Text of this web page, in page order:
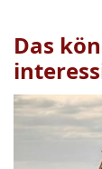
Das